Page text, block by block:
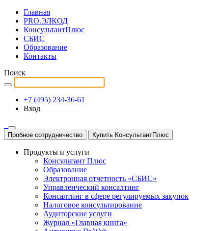
Главная
PRO.ЭЛКОД
КонсультантПлюс
СБИС
Образование
Контакты
Поиск
+7 (495) 234-36-61
Вход
Пробное сотрудничество Купить КонсультантПлюс
Продукты и услуги
Консультант Плюс
Образование
Электронная отчетность «СБИС»
Управленческий консалтинг
Консалтинг в сфере регулируемых закупок
Налоговое консультирование
Аудиторские услуги
Журнал «Главная книга»